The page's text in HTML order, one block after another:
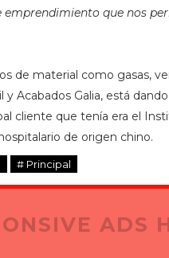
emprendimiento que nos
de material como gasas,
y Acabados Galia, está
cliente que tenía era el
de origen chino.
# Principal
ADS